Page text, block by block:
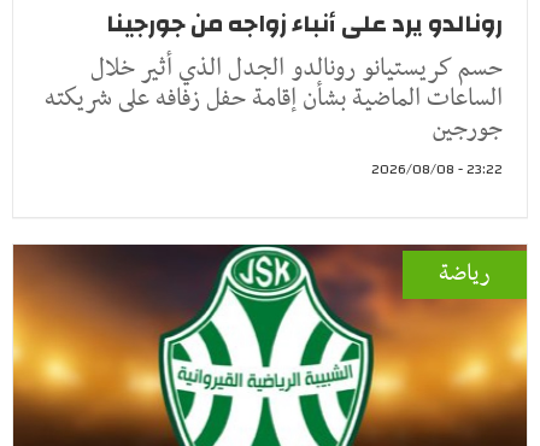
رونالدو يرد على أنباء زواجه من جورجينا
حسم كريستيانو رونالدو الجدل الذي أثير خلال
الساعات الماضية بشأن إقامة حفل زفافه على شريكته
جورجين
23:22 - 2026/08/08
رياضة